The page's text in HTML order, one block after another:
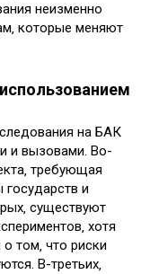
неизменно
которые меняют
на БАК
и вызовами. Во-
требующая
государств и
существуют
хотя
том‚ что риски
В-третьих‚